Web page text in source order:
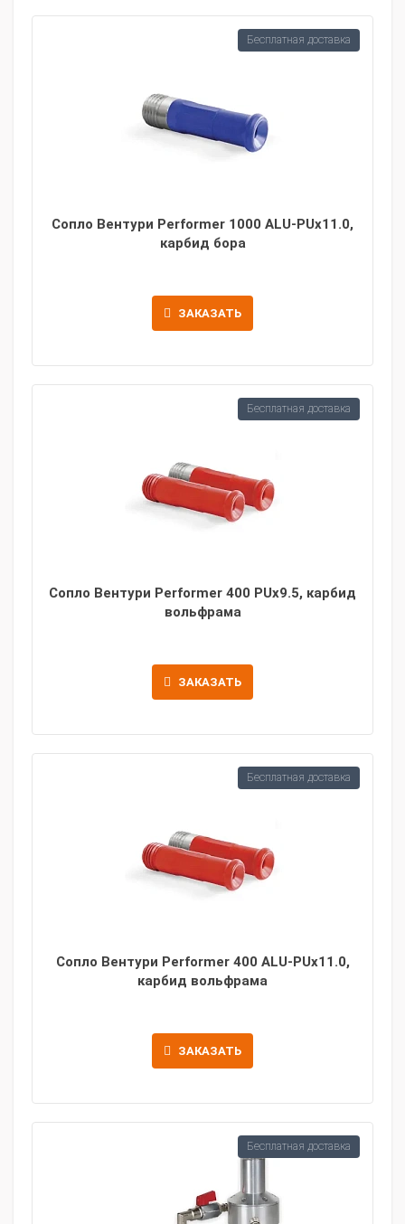
Сопло Вентури Performer 1000 ALU-PUx11.0,
карбид бора
ЗАКАЗАТЬ
Бесплатная доставка
Сопло Вентури Performer 400 PUx9.5, карбид
вольфрама
ЗАКАЗАТЬ
Бесплатная доставка
Сопло Вентури Performer 400 ALU-PUx11.0,
карбид вольфрама
ЗАКАЗАТЬ
Бесплатная доставка
Бесплатная доставка